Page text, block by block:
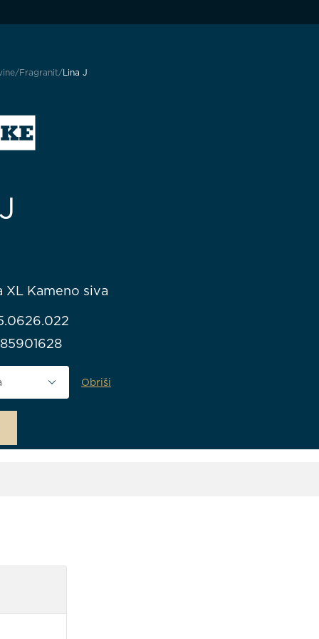
Fragranit Lina J
XL Kameno siva
Obriši